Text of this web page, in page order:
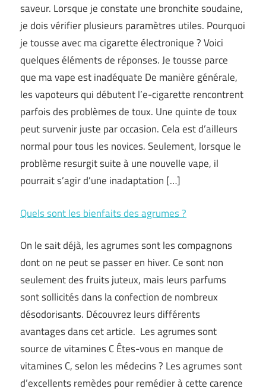
saveur. Lorsque je constate une bronchite soudaine,
je dois vérifier plusieurs paramètres utiles. Pourquoi
je tousse avec ma cigarette électronique ? Voici
quelques éléments de réponses. Je tousse parce
que ma vape est inadéquate De manière générale,
les vapoteurs qui débutent l’e-cigarette rencontrent
parfois des problèmes de toux. Une quinte de toux
peut survenir juste par occasion. Cela est d’ailleurs
normal pour tous les novices. Seulement, lorsque le
problème resurgit suite à une nouvelle vape, il
pourrait s’agir d’une inadaptation […]
Quels sont les bienfaits des agrumes ?
On le sait déjà, les agrumes sont les compagnons
dont on ne peut se passer en hiver. Ce sont non
seulement des fruits juteux, mais leurs parfums
sont sollicités dans la confection de nombreux
désodorisants. Découvrez leurs différents
avantages dans cet article. Les agrumes sont
source de vitamines C Êtes-vous en manque de
vitamines C, selon les médecins ? Les agrumes sont
d’excellents remèdes pour remédier à cette carence